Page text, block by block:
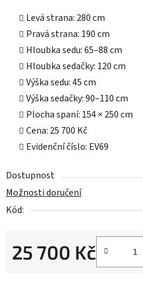
Levá strana: 280 cm
Pravá strana: 190 cm
Hloubka sedu: 65–88 cm
Hloubka sedačky: 120 cm
Výška sedu: 45 cm
Výška sedačky: 90–110 cm
Plocha spaní: 154 × 250 cm
Cena: 25 700 Kč
Evidenční číslo: EV69
Dostupnost
Možnosti doručení
Kód:
25 700 Kč